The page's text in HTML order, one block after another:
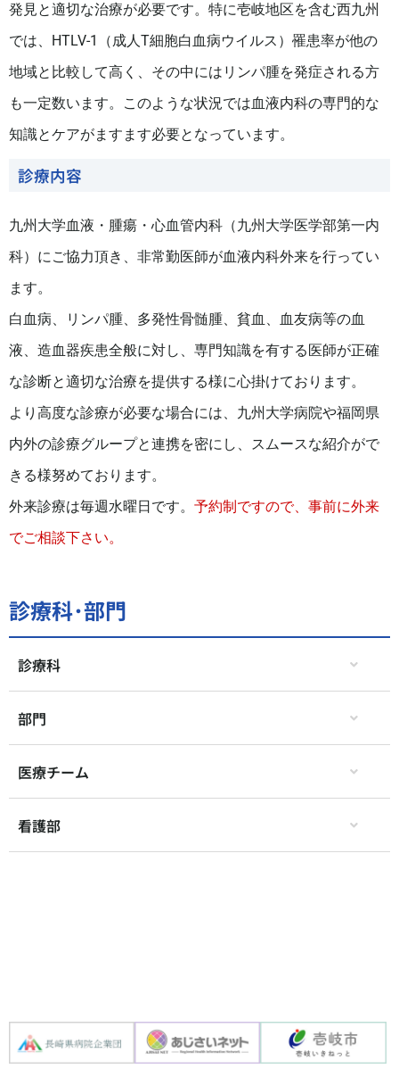
発見と適切な治療が必要です。特に壱岐地区を含む西九州
では、HTLV-1（成人T細胞白血病ウイルス）罹患率が他の
地域と比較して高く、その中にはリンパ腫を発症される方
も一定数います。このような状況では血液内科の専門的な
知識とケアがますます必要となっています。
診療内容
九州大学血液・腫瘍・心血管内科（九州大学医学部第一内
科）にご協力頂き、非常勤医師が血液内科外来を行ってい
ます。
白血病、リンパ腫、多発性骨髄腫、貧血、血友病等の血
液、造血器疾患全般に対し、専門知識を有する医師が正確
な診断と適切な治療を提供する様に心掛けております。
より高度な診療が必要な場合には、九州大学病院や福岡県
内外の診療グループと連携を密にし、スムースな紹介がで
きる様努めております。
外来診療は毎週水曜日です。 予約制ですので、事前に外来
でご相談下さい。
診療科･部門
診療科
部門
医療チーム
看護部